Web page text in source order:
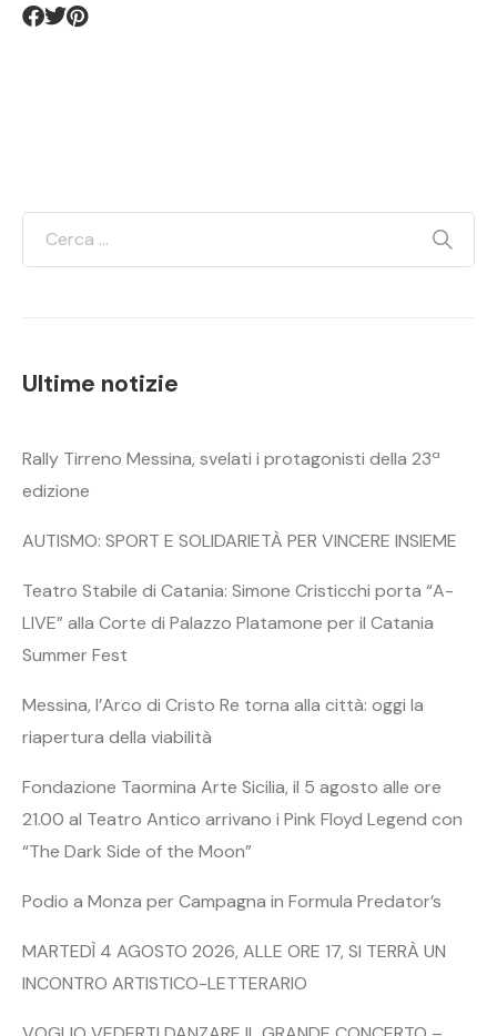
Ultime notizie
Rally Tirreno Messina, svelati i protagonisti della 23ª
edizione
AUTISMO: SPORT E SOLIDARIETÀ PER VINCERE INSIEME
Teatro Stabile di Catania: Simone Cristicchi porta “A-
LIVE” alla Corte di Palazzo Platamone per il Catania
Summer Fest
Messina, l’Arco di Cristo Re torna alla città: oggi la
riapertura della viabilità
Fondazione Taormina Arte Sicilia, il 5 agosto alle ore
21.00 al Teatro Antico arrivano i Pink Floyd Legend con
“The Dark Side of the Moon”
Podio a Monza per Campagna in Formula Predator’s
MARTEDÌ 4 AGOSTO 2026, ALLE ORE 17, SI TERRÀ UN
INCONTRO ARTISTICO-LETTERARIO